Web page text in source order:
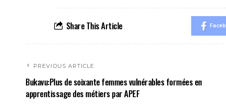
Share This Article
PREVIOUS ARTICLE
Bukavu:Plus de soixante femmes vulnérables formées en
apprentissage des métiers par APEF